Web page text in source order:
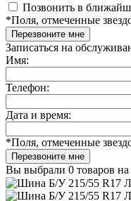
Позвонить в
*Поля, отмеченные
Перезвоните мне
Записаться на
Имя:
Телефон:
Дата и время:
*Поля, отмеченные
Перезвоните мне
Вы выбрали 0 товаров